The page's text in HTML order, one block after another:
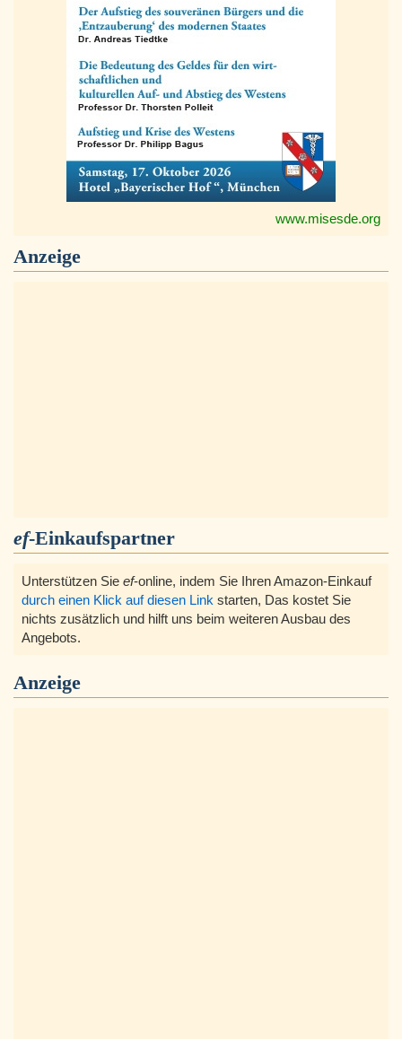
www.misesde.org
Anzeige
ef-Einkaufspartner
Unterstützen Sie ef-online, indem Sie Ihren Amazon-Einkauf
durch einen Klick auf diesen Link starten, Das kostet Sie
nichts zusätzlich und hilft uns beim weiteren Ausbau des
Angebots.
Anzeige